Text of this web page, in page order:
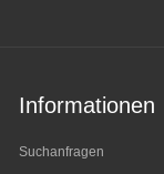
Informationen
Suchanfragen